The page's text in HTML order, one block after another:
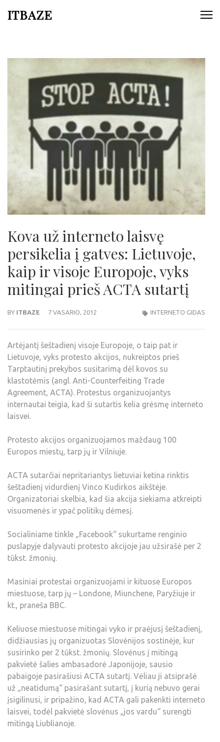
ITBAZE
Kova už interneto laisvę
persikelia į gatves: Lietuvoje,
kaip ir visoje Europoje, vyks
mitingai prieš ACTA sutartį
BY ITBAZE 7 VASARIO, 2012 INTERNETO GIDAS
Artėjantį šeštadienį visoje Europoje, o taip pat ir
Lietuvoje, vyks protesto akcijos, nukreiptos prieš
Tarptautinį prekybos susitarimą dėl kovos su
klastotėmis (angl. Anti-Counterfeiting Trade
Agreement, ACTA). Protestus organizuojantys
internautai teigia, kad ši sutartis kelia grėsmę interneto
laisvei.
Protesto akcijos organizuojamos maždaug 100
Europos miestų, tarp jų ir Vilniuje.
ACTA sutarčiai nepritariantys lietuviai ketina rinktis
šeštadienį vidurdienį Vinco Kudirkos aikštėje.
Organizatoriai skelbia, kad šia akcija siekiama atkreipti
visuomenės ir ypač politikų dėmesį.
Socialiniame tinkle „Facebook“ sukurtame renginio
puslapyje dalyvauti protesto akcijoje jau užsirašė per 2
tūkst. žmonių.
Masiniai protestai organizuojami ir kituose Europos
miestuose, tarp jų – Londone, Miunchene, Paryžiuje ir
kt., praneša BBC.
Keliuose miestuose mitingai vyko ir praėjusį šeštadienį,
didžiausias jų organizuotas Slovėnijos sostinėje, kur
susirinko per 2 tūkst. žmonių. Slovėnus į mitingą
pakvietė šalies ambasadorė Japonijoje, sausio
pabaigoje pasirašiusi ACTA sutartį. Vėliau ji atsiprašė
už „neatidumą“ pasirašant sutartį, į kurią nebuvo gerai
įsigilinusi, ir pripažino, kad ACTA gali pakenkti interneto
laisvei, todėl pakvietė slovėnus „jos vardu“ surengti
mitingą Liublianoje.